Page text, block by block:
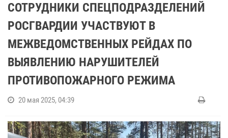
СОТРУДНИКИ СПЕЦПОДРАЗДЕЛЕНИЙ
РОСГВАРДИИ УЧАСТВУЮТ В
МЕЖВЕДОМСТВЕННЫХ РЕЙДАХ ПО
ВЫЯВЛЕНИЮ НАРУШИТЕЛЕЙ
ПРОТИВОПОЖАРНОГО РЕЖИМА
20 мая 2025, 04:39